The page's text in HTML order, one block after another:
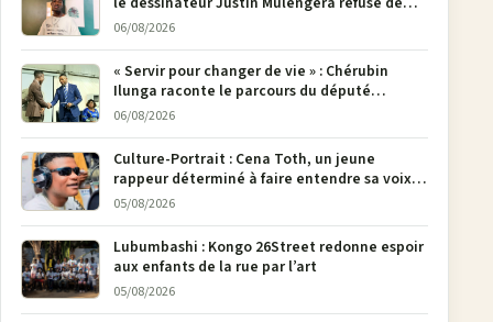
poser son crayon
06/08/2026
« Servir pour changer de vie » : Chérubin
Ilunga raconte le parcours du député
national Jethro Muyombi Tshimbu en 137
06/08/2026
Culture-Portrait : Cena Toth, un jeune
rappeur déterminé à faire entendre sa voix à
Bunia
05/08/2026
Lubumbashi : Kongo 26Street redonne espoir
aux enfants de la rue par l’art
05/08/2026